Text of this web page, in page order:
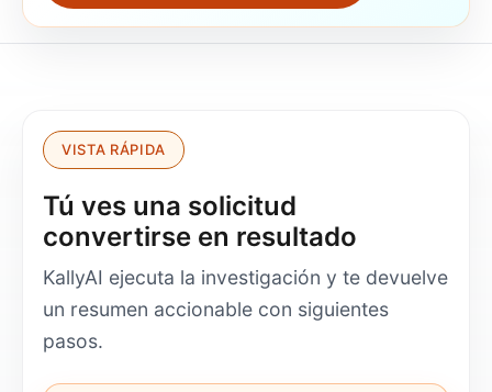
VISTA RÁPIDA
Tú ves una solicitud
convertirse en resultado
KallyAI ejecuta la investigación y te devuelve
un resumen accionable con siguientes
pasos.